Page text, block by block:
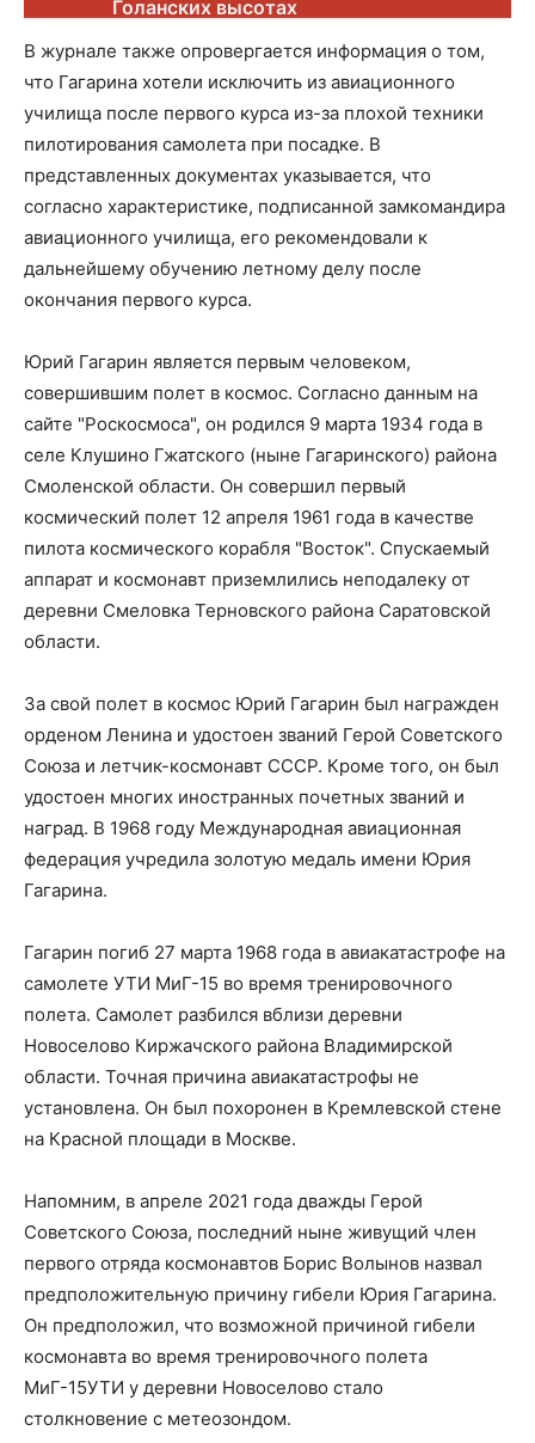
Голанских высотах
В журнале также опровергается информация о том,
что Гагарина хотели исключить из авиационного
училища после первого курса из-за плохой техники
пилотирования самолета при посадке. В
представленных документах указывается, что
согласно характеристике, подписанной замкомандира
авиационного училища, его рекомендовали к
дальнейшему обучению летному делу после
окончания первого курса.
Юрий Гагарин является первым человеком,
совершившим полет в космос. Согласно данным на
сайте "Роскосмоса", он родился 9 марта 1934 года в
селе Клушино Гжатского (ныне Гагаринского) района
Смоленской области. Он совершил первый
космический полет 12 апреля 1961 года в качестве
пилота космического корабля "Восток". Спускаемый
аппарат и космонавт приземлились неподалеку от
деревни Смеловка Терновского района Саратовской
области.
За свой полет в космос Юрий Гагарин был награжден
орденом Ленина и удостоен званий Герой Советского
Союза и летчик-космонавт СССР. Кроме того, он был
удостоен многих иностранных почетных званий и
наград. В 1968 году Международная авиационная
федерация учредила золотую медаль имени Юрия
Гагарина.
Гагарин погиб 27 марта 1968 года в авиакатастрофе на
самолете УТИ МиГ-15 во время тренировочного
полета. Самолет разбился вблизи деревни
Новоселово Киржачского района Владимирской
области. Точная причина авиакатастрофы не
установлена. Он был похоронен в Кремлевской стене
на Красной площади в Москве.
Напомним, в апреле 2021 года дважды Герой
Советского Союза, последний ныне живущий член
первого отряда космонавтов Борис Волынов назвал
предположительную причину гибели Юрия Гагарина.
Он предположил, что возможной причиной гибели
космонавта во время тренировочного полета
МиГ-15УТИ у деревни Новоселово стало
столкновение с метеозондом.